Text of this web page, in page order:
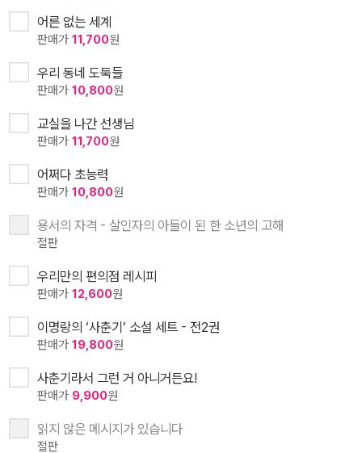
어른 없는 세계
판매가 11,700원
우리 동네 도둑들
판매가 10,800원
교실을 나간 선생님
판매가 11,700원
어쩌다 초능력
판매가 10,800원
용서의 자격 - 살인자의 아들이 된 한 소년의 고해
절판
우리만의 편의점 레시피
판매가 12,600원
이명랑의 ‘사춘기’ 소설 세트 - 전2권
판매가 19,800원
사춘기라서 그런 거 아니거든요!
판매가 9,900원
읽지 않은 메시지가 있습니다
절판